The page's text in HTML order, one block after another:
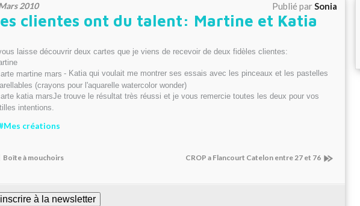
2010 Publié parSonia
clientes ont du talent: Martine et Katia
laisse découvrir deux cartes que je viens de recevoir de deux fidèles clientes:
- Katia qui voulait me montrer ses essais avec les pinceaux et les pastelles
(crayons pour l'aquarelle watercolor wonder)
Je trouve le résultat très réussi et je vous remercie toutes les deux pour vos
intentions.
créations
Boîte à mouchoirs CROP a Flancourt Catelon entre 27 et 76
à la newsletter